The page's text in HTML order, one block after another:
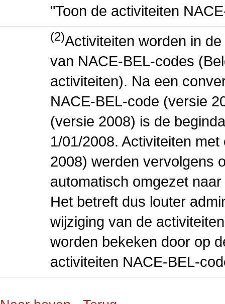
"Toon de activiteiten
(2)Activiteiten worden in
van NACE-BEL-codes
activiteiten). Na een
NACE-BEL-code (versie
(versie 2008) is de
1/01/2008. Activiteiten
2008) werden vervolgens
automatisch omgezet
Het betreft dus louter
wijziging van de
worden bekeken door op
activiteiten NACE-BEL-